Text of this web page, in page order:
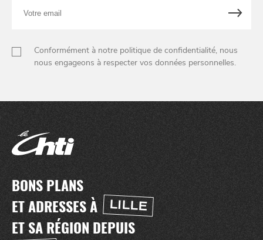
email
Conformément à notre politique de confidentialité, nous
nous engageons à respecter vos données personnelles.
BONS PLANS
ET ADRESSES À
LILLE
ET SA RÉGION DEPUIS